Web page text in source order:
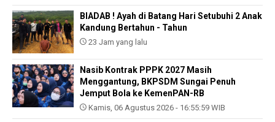
BIADAB ! Ayah di Batang Hari Setubuhi 2 Anak
Kandung Bertahun - Tahun
23 Jam yang lalu
Nasib Kontrak PPPK 2027 Masih
Menggantung, BKPSDM Sungai Penuh
Jemput Bola ke KemenPAN-RB
Kamis, 06 Agustus 2026 - 16:55:59 WIB